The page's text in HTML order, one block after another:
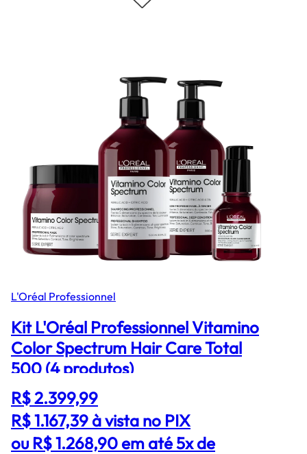
L'Oréal Professionnel
Kit L'Oréal Professionnel Vitamino
Color Spectrum Hair Care Total
500 (4 produtos)
R$ 2.399,99
R$ 1.167,39à vista no PIX
ou R$ 1.268,90 em até 5x de